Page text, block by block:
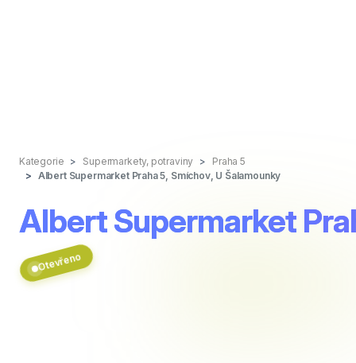
Kategorie Supermarkety, potraviny
Praha 5
Albert Supermarket Praha 5, Smíchov, U Šalamounky
Albert Supermarket
Otevřeno